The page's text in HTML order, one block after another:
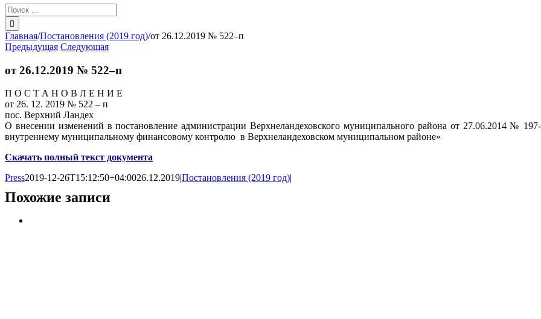
Результат
поиска:
Главная/Постановления (2019 год)/от 26.12.2019 № 522–п
Предыдущая Следующая
от 26.12.2019 № 522–п
П О С Т А Н О В Л Е Н И Е
от 26. 12. 2019 № 522 – п
пос. Верхний Ландех
О внесении изменений в постановление администрации Верхнеландеховского муниципального района от 27.06.2014 №
внутреннему муниципальному финансовому контролю в Верхнеландеховском муниципальном районе»
Скачать полный текст документа
Press2019-12-26T15:12:50+04:0026.12.2019|Постановления (2019 год)|
Похожие записи